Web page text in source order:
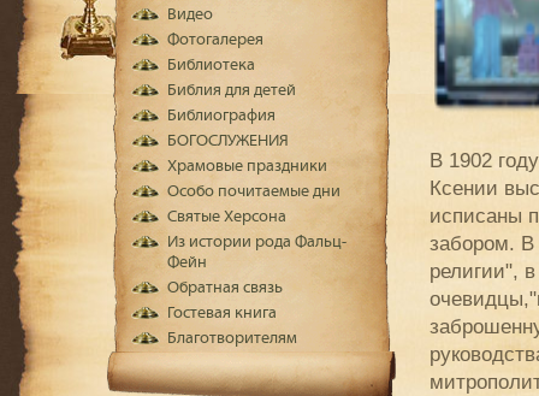
В 1902
Ксении
исписаны
забором. В
религии",
Видео
Фотогалерея
Библиотека
Библия для детей
Библиография
БОГОСЛУЖЕНИЯ
Храмовые праздники
Особо почитаемые дни
Святые Херсона
Из истории рода Фальц-
Фейн
Обратная связь
Гостевая книга
Благотворителям